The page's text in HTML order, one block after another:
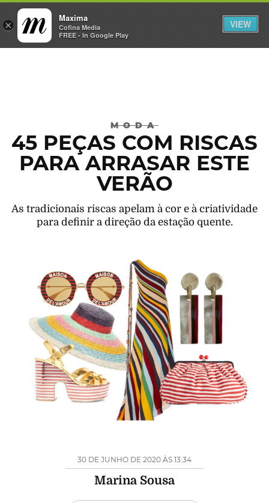
×
Maxima
Cofina Media
FREE - In Google Play
VIEW
INICIAR SESSÃO
MODA
45 PEÇAS COM RISCAS
PARA ARRASAR ESTE
VERÃO
As tradicionais riscas apelam à cor e à criatividade
para definir a direção da estação quente.
30 DE JUNHO DE 2020 ÀS 13:34
Marina Sousa